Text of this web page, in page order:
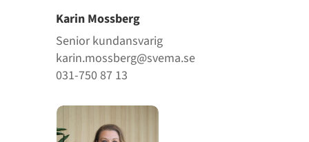
Karin Mossberg
Senior kundansvarig
karin.mossberg@svema.se
031-750 87 13